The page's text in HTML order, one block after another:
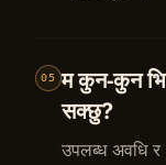
05 म कुन‑कुन
सक्छु?
उपलब्ध अवधि